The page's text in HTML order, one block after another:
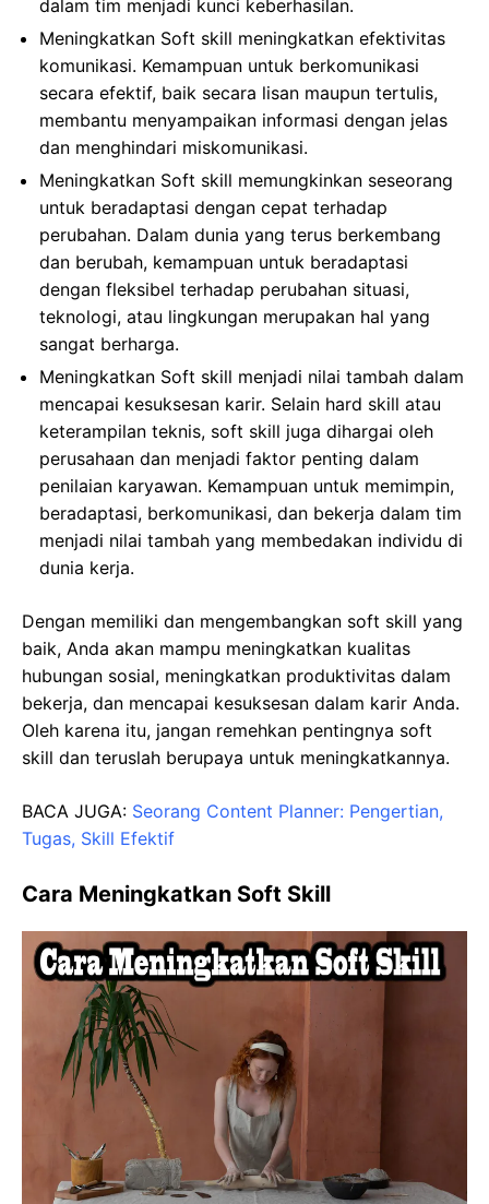
dalam tim menjadi kunci keberhasilan.
Meningkatkan Soft skill meningkatkan efektivitas
komunikasi. Kemampuan untuk berkomunikasi
secara efektif, baik secara lisan maupun tertulis,
membantu menyampaikan informasi dengan jelas
dan menghindari miskomunikasi.
Meningkatkan Soft skill memungkinkan seseorang
untuk beradaptasi dengan cepat terhadap
perubahan. Dalam dunia yang terus berkembang
dan berubah, kemampuan untuk beradaptasi
dengan fleksibel terhadap perubahan situasi,
teknologi, atau lingkungan merupakan hal yang
sangat berharga.
Meningkatkan Soft skill menjadi nilai tambah dalam
mencapai kesuksesan karir. Selain hard skill atau
keterampilan teknis, soft skill juga dihargai oleh
perusahaan dan menjadi faktor penting dalam
penilaian karyawan. Kemampuan untuk memimpin,
beradaptasi, berkomunikasi, dan bekerja dalam tim
menjadi nilai tambah yang membedakan individu di
dunia kerja.
Dengan memiliki dan mengembangkan soft skill yang
baik, Anda akan mampu meningkatkan kualitas
hubungan sosial, meningkatkan produktivitas dalam
bekerja, dan mencapai kesuksesan dalam karir Anda.
Oleh karena itu, jangan remehkan pentingnya soft
skill dan teruslah berupaya untuk meningkatkannya.
BACA JUGA: Seorang Content Planner: Pengertian,
Tugas, Skill Efektif
Cara Meningkatkan Soft Skill